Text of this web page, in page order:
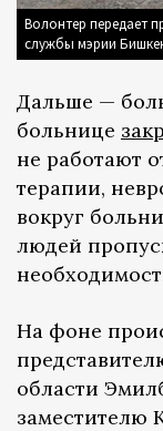
Волонтер передает
службы мэрии
Дальше —
больнице
не работают
терапии,
вокруг
людей
На фоне
области
заместителю